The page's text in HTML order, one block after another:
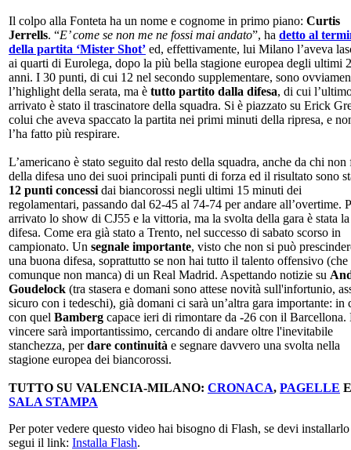
Il colpo alla Fonteta ha un nome e cognome in primo piano: Curtis
Jerrells. “E’ come se non me ne fossi mai andato”, ha detto al
della partita ‘Mister Shot’ ed, effettivamente, lui Milano l’aveva
ai quarti di Eurolega, dopo la più bella stagione europea degli ultimi
anni. I 30 punti, di cui 12 nel secondo supplementare, sono
l’highlight della serata, ma è tutto partito dalla difesa, di cui
arrivato è stato il trascinatore della squadra. Si è piazzato su Erick
colui che aveva spaccato la partita nei primi minuti della ripresa, e
l’ha fatto più respirare.
L’americano è stato seguito dal resto della squadra, anche da chi non
della difesa uno dei suoi principali punti di forza ed il risultato sono
12 punti concessi dai biancorossi negli ultimi 15 minuti dei
regolamentari, passando dal 62-45 al 74-74 per andare all’overtime.
arrivato lo show di CJ55 e la vittoria, ma la svolta della gara è stata la
difesa. Come era già stato a Trento, nel successo di sabato scorso in
campionato. Un segnale importante, visto che non si può
una buona difesa, soprattutto se non hai tutto il talento offensivo (che
comunque non manca) di un Real Madrid. Aspettando notizie su
Goudelock (tra stasera e domani sono attese novità sull'infortunio,
sicuro con i tedeschi), già domani ci sarà un’altra gara importante: in
con quel Bamberg capace ieri di rimontare da -26 con il Barcellona.
vincere sarà importantissimo, cercando di andare oltre l'inevitabile
stanchezza, perdare continuità e segnare davvero una svolta nella
stagione europea dei biancorossi.
TUTTO SU VALENCIA-MILANO: CRONACA, PAGELLE E
SALA STAMPA
Per poter vedere questo video hai bisogno di Flash, se devi installarlo
segui il link: Installa Flash.